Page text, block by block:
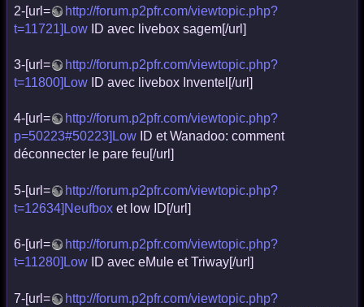
2-[url=
http://forum.p2pfr.com/viewtopic.php?
t=11721]Low ID avec livebox sagem[/url]
3-[url=
http://forum.p2pfr.com/viewtopic.php?
t=11800]Low ID avec livebox Inventel[/url]
4-[url=
http://forum.p2pfr.com/viewtopic.php?
p=50223#50223]Low ID et Wanadoo: comment
déconnecter le pare feu[/url]
5-[url=
http://forum.p2pfr.com/viewtopic.php?
t=12634]Neufbox et low ID[/url]
6-[url=
http://forum.p2pfr.com/viewtopic.php?
t=11280]Low ID avec eMule et Triway[/url]
7-[url=
http://forum.p2pfr.com/viewtopic.php?